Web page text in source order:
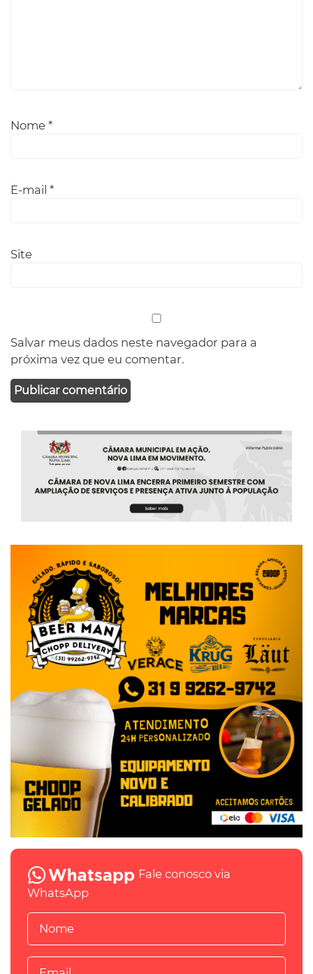
Nome *
E-mail *
Site
Salvar meus dados neste navegador para a
próxima vez que eu comentar.
Fale conosco via
WhatsApp